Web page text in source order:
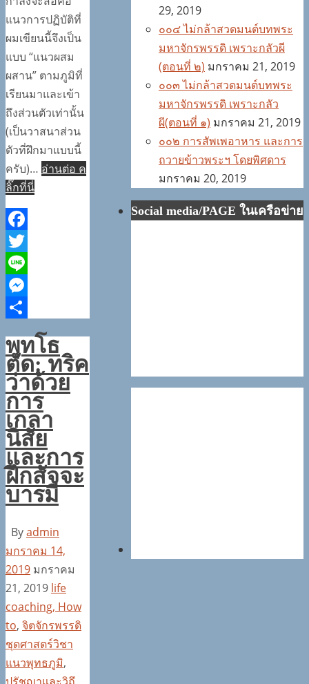
แนวการปฏิบัติที่
ผมเขียนนี้จึงเป็น
แบบ “แนวผสม
ผสาน” ตามภูมิที่
เรียนมาและเข้า
ถึงส่วนตัวเท่านั้น
(เป็นวาสนาส่วน
ตัวที่ฝึกมาแบบนี้
ครับ)… อ่านต่อ ค
ลิ๊กที่นี่
Facebook
Twitter
Line
Messenger
พุทโธ
ตัด: ทริค
ว่าด้วย
การ
เกลา
นิสัย
และการ
ฝึกสัจจะ
บารมี
Byadmin
มกราคม 14,
2019 มกราคม
21, 2019 life
coaching, How
to, จิตจักรพรรดิ
ชุดศาสตร์วิชา
แนวพุทธภูมิ,
29, 2019
๐๐๔ ไม่กล้าสวดมนต์บทพระ
มหาจักรพรรดิ เพราะกลัวผี
(ตอนที่ ๒) มกราคม 21, 2019
๐๐๓ ไม่กล้าสวดมนต์บทพระ
มหาจักรพรรดิ เพราะกลัว
ผี(ตอนที่ ๑) มกราคม 21, 2019
๐๐๒ การสัพเพอาหาร และการ
ถวายข้าวพระฯ โดยพิศดาร
มกราคม 20, 2019
Social media/PAGE ในเครือข่าย